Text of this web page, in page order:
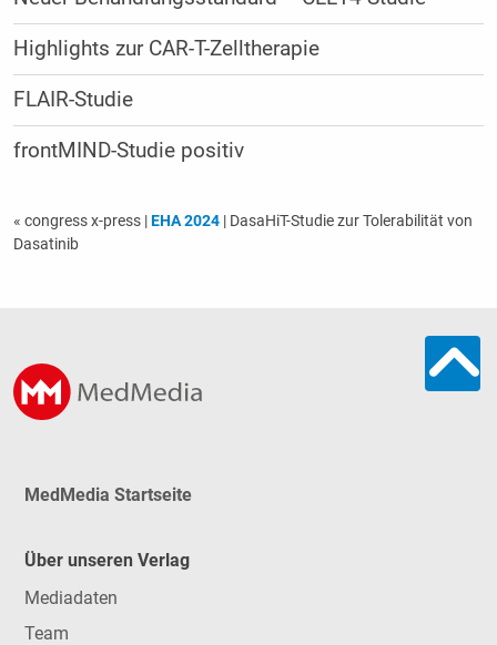
Highlights zur CAR-T-Zelltherapie
FLAIR-Studie
frontMIND-Studie positiv
« congress x-press |EHA 2024| DasaHiT-Studie zur Tolerabilität von
Dasatinib
MedMedia Startseite
Über unseren Verlag
Mediadaten
Team